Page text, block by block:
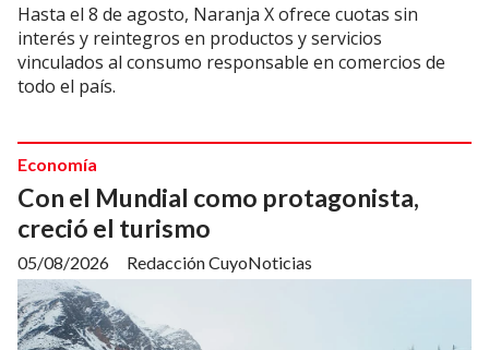
Hasta el 8 de agosto, Naranja X ofrece cuotas sin
interés y reintegros en productos y servicios
vinculados al consumo responsable en comercios de
todo el país.
Con el Mundial como protagonista,
creció el turismo
Redacción CuyoNoticias
Economía
05/08/2026